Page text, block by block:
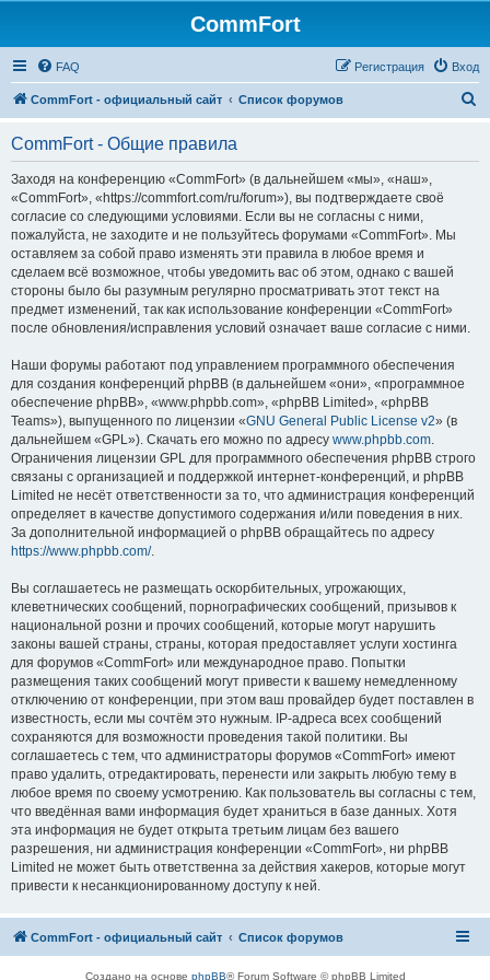
CommFort
FAQ Вход
Регистрация
CommFort - официальный сайт Список форумов
CommFort - Общие правила
Заходя на конференцию «CommFort» (в дальнейшем «мы», «наш»,
«CommFort», «https://commfort.com/ru/forum»), вы подтверждаете своё
согласие со следующими условиями. Если вы не согласны с ними,
пожалуйста, не заходите и не пользуйтесь форумами «CommFort». Мы
оставляем за собой право изменять эти правила в любое время и
сделаем всё возможное, чтобы уведомить вас об этом, однако с вашей
стороны было бы разумным регулярно просматривать этот текст на
предмет изменений, так как использование конференции «CommFort»
после обновления/исправления условий означает ваше согласие с ними.
Наши форумы работают под управлением программного обеспечения
для создания конференций phpBB (в дальнейшем «они», «программное
обеспечение phpBB», «www.phpbb.com», «phpBB Limited», «phpBB
Teams»), выпущенного по лицензии «GNU General Public License v2» (в
дальнейшем «GPL»). Скачать его можно по адресу www.phpbb.com.
Ограничения лицензии GPL для программного обеспечения phpBB строго
связаны с организацией и поддержкой интернет-конференций, и phpBB
Limited не несёт ответственности за то, что администрация конференций
определяет в качестве допустимого содержания и/или поведения в них.
За дополнительной информацией о phpBB обращайтесь по адресу
https://www.phpbb.com/.
Вы соглашаетесь не размещать оскорбительных, угрожающих,
клеветнических сообщений, порнографических сообщений, призывов к
национальной розни и прочих сообщений, которые могут нарушить
законы вашей страны, страны, которая предоставляет услуги хостинга
для форумов «CommFort» или международное право. Попытки
размещения таких сообщений могут привести к вашему немедленному
отключению от конференции, при этом ваш провайдер будет поставлен в
известность, если мы сочтём это нужным. IP-адреса всех сообщений
сохраняются для возможности проведения такой политики. Вы
соглашаетесь с тем, что администраторы форумов «CommFort» имеют
право удалить, отредактировать, перенести или закрыть любую тему в
любое время по своему усмотрению. Как пользователь вы согласны с тем,
что введённая вами информация будет храниться в базе данных. Хотя
эта информация не будет открыта третьим лицам без вашего
разрешения, ни администрация конференции «CommFort», ни phpBB
Limited не может быть ответственна за действия хакеров, которые могут
привести к несанкционированному доступу к ней.
CommFort - официальный сайт Список форумов
Создано на основе phpBB® Forum Software © phpBB Limited